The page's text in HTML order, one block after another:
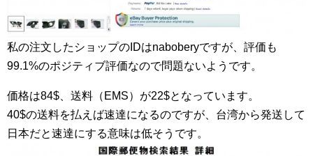
私の注文したショップのIDはnaboberyですが、評価も
99.1%のポジティブ評価なので問題ないようです。
価格は84$、送料（EMS）が22$となっています。
40$の送料を払えば速達になるのですが、台湾から発送して
日本だと速達にする意味は低そうです。